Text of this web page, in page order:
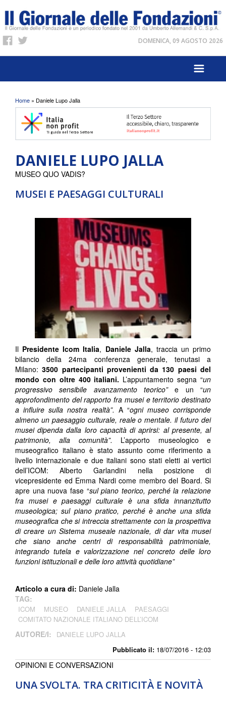
DOMENICA, 09 AGOSTO 2026
Tu sei qui
Home » Daniele Lupo Jalla
DANIELE LUPO JALLA
MUSEI E PAESAGGI CULTURALI
Pubblicato il: 18/07/2016 - 12:03
MUSEO QUO VADIS?
Il Presidente Icom Italia, Daniele Jalla, traccia un primo
bilancio della 24ma conferenza generale, tenutasi a
Milano:3500 partecipanti provenienti da 130 paesi del
mondo con oltre 400 italiani. L’appuntamento segna “un
progressivo sensibile avanzamento teorico”e un “un
approfondimento del rapporto fra musei e territorio destinato
a influire sulla nostra realtà”. A “ogni museo corrisponde
almeno un paesaggio culturale, reale o mentale. il futuro dei
musei dipenda dalla loro capacità di aprirsi: al presente, al
patrimonio, alla comunità”. L’apporto museologico e
museografico italiano è stato assunto come riferimento a
livello internazionale e due italiani sono stati eletti ai vertici
dell’ICOM: Alberto Garlandini nella posizione di
vicepresidente ed Emma Nardi come membro del Board. Si
apre una nuova fase “sul piano teorico, perché la relazione
fra musei e paesaggi culturale è una sfida innanzitutto
museologica; sul piano pratico, perché è anche una sfida
museografica che si intreccia strettamente con la prospettiva
di creare un Sistema museale nazionale, di dar vita musei
che siano anche centri di responsabilità patrimoniale,
integrando tutela e valorizzazione nel concreto delle loro
funzioni istituzionali e delle loro attività quotidiane”
Articolo a cura di: Daniele Jalla
TAG:
ICOM MUSEO DANIELE JALLA
PAESAGGI
COMITATO NAZIONALE ITALIANO DELL’ICOM
AUTORE/I: DANIELE LUPO JALLA
UNA SVOLTA. TRA CRITICITÀ E NOVITÀ
OPINIONI E CONVERSAZIONI